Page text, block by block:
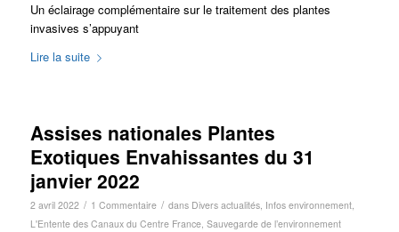
Un éclairage complémentaire sur le traitement des plantes
invasives s’appuyant
Lire la suite
Assises nationales Plantes
Exotiques Envahissantes du 31
janvier 2022
2 avril 2022 / 1 Commentaire / dans Divers actualités, Infos environnement,
L'Entente des Canaux du Centre France, Sauvegarde de l’environnement